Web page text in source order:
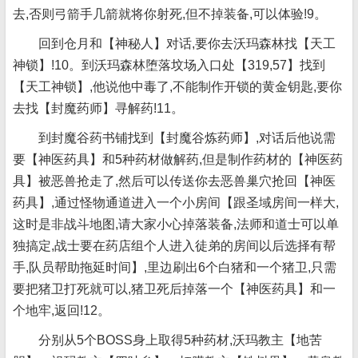
去,否则弓箭手几箭就将你射死,但不掉装备,可以体验!9。
回到仓月和【神秘人】对话,要你去沃玛森林找【天工
神锁】!10。到沃玛森林堕落坟场入口处【319,57】找到
【天工神锁】,他说他中毒了,不能制作开锁的黄金钥匙,要你
去找【封魔药师】寻解药!11。
到封魔谷药书铺找到【封魔谷炼药师】,对话后他说需
要【神医药具】和5种药材做解药,但是制作药材的【神医药
具】被恶兽抢走了,然后可以传送你去恶兽巢穴抢回【神医
药具】,通过怪物通道进入一个小房间【跟圣域房间一样大,
这时是非战斗地图,请大家小心掉落装备,法师和道士可以单
独搞定,战士要在药店组个人进入徒弟的房间以后选择有帮
手,队员帮助拖延时间】,里边刷出6个白猪和一个猪卫,只需
要把猪卫打死就可以,猪卫死后掉落一个【神医药具】和一
个地牢,返回!12。
分别从5个BOSS身上取得5种药材,沃玛教主【地苦